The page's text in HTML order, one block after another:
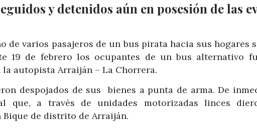
y detenidos aún en posesión de las
de varios pasajeros de un bus pirata hacia sus hogares
19 de febrero los ocupantes de un bus alternativo
autopista Arraiján – La Chorrera.
despojados de sus bienes a punta de arma. De
que, a través de unidades motorizadas linces
Bique de distrito de Arraiján.